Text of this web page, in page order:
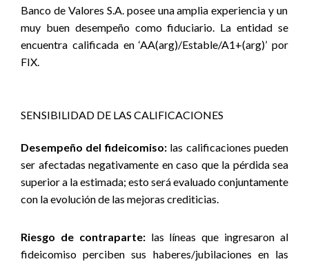
Banco de Valores S.A. posee una amplia experiencia y un
muy buen desempeño como fiduciario. La entidad se
encuentra calificada en ‘AA(arg)/Estable/A1+(arg)’ por
FIX.
SENSIBILIDAD DE LAS CALIFICACIONES
Desempeño del fideicomiso:las calificaciones pueden
ser afectadas negativamente en caso que la pérdida sea
superior a la estimada; esto será evaluado conjuntamente
con la evolución de las mejoras crediticias.
Riesgo de contraparte:las líneas que ingresaron al
fideicomiso perciben sus haberes/jubilaciones en las